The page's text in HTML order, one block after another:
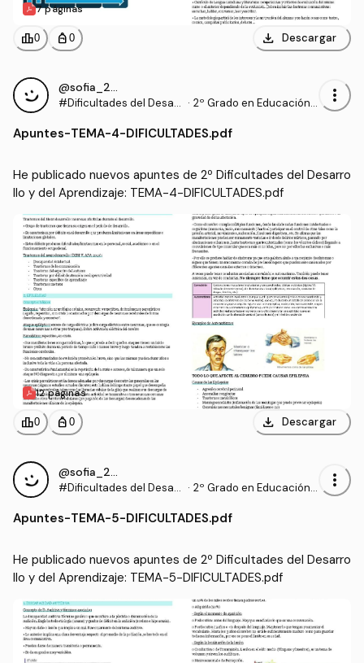
7 páginas
leaderboard0 personal_bag 0 download Descargar
@sofia_2006
#Dificultades del Desarr · 2º Grado en Educación P
more_vert
Apuntes-TEMA-4-DIFICULTADES.pdf
He publicado nuevos apuntes de 2º Dificultades del Desarro
llo y del Aprendizaje: TEMA-4-DIFICULTADES.pdf
12 páginas
leaderboard0 personal_bag 0 download Descargar
@sofia_2006
#Dificultades del Desarr · 2º Grado en Educación P
more_vert
Apuntes-TEMA-5-DIFICULTADES.pdf
He publicado nuevos apuntes de 2º Dificultades del Desarro
llo y del Aprendizaje: TEMA-5-DIFICULTADES.pdf